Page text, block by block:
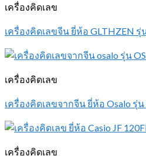
เครื่องคิดเลข
เครื่องคิดเลขจีน ยี่ห้อ GLTHZEN รุ่
เครื่องคิดเลข
เครื่องคิดเลขจากจีน ยี่ห้อ Osalo รุ่น
เครื่องคิดเลข